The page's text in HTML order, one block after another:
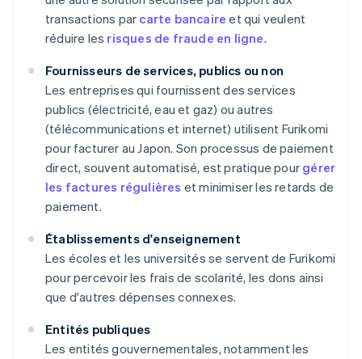
transactions par carte bancaire et qui veulent
réduire les risques de fraude en ligne.
Fournisseurs de services, publics ou non
Les entreprises qui fournissent des services
publics (électricité, eau et gaz) ou autres
(télécommunications et internet) utilisent Furikomi
pour facturer au Japon. Son processus de paiement
direct, souvent automatisé, est pratique pour gérer
les factures régulières et minimiser les retards de
paiement.
Établissements d'enseignement
Les écoles et les universités se servent de Furikomi
pour percevoir les frais de scolarité, les dons ainsi
que d'autres dépenses connexes.
Entités publiques
Les entités gouvernementales, notamment les